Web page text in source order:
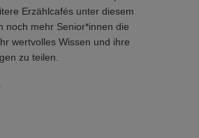
Erzählcafés unter diesem
noch mehr Senior*innen die
wertvolles Wissen und ihre
zu teilen.